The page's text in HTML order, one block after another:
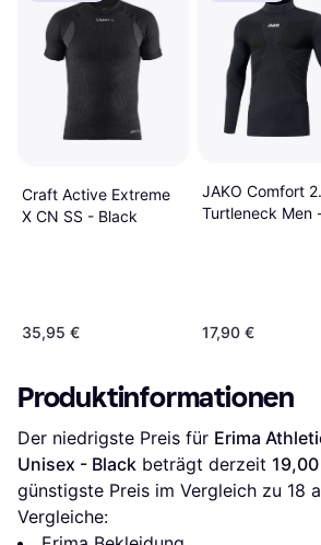
Craft Active Extreme
X CN SS - Black
35,95 €
JAKO Comfort
Turtleneck Men
17,90 €
Produktinformationen
Der niedrigste Preis für Erima
Unisex - Black beträgt derzeit 19,00
günstigste Preis im Vergleich zu 18
Vergleiche: